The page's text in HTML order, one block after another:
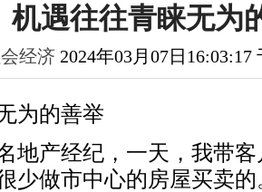
机遇往往青睐无为
经济 2024年03月07日
为的善举
地产经纪，一天，我带
少做市中心的房屋买卖